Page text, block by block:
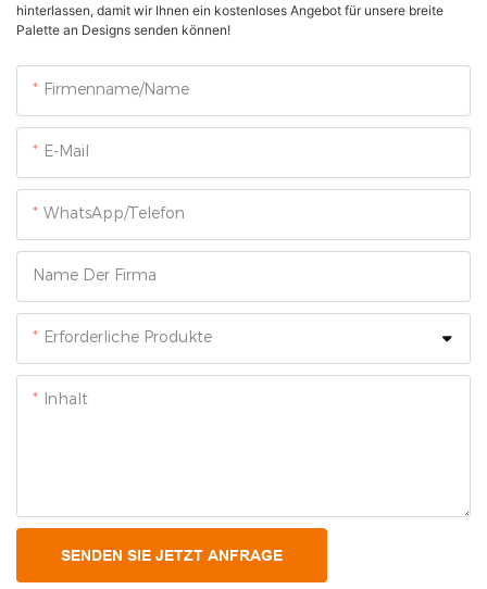
hinterlassen, damit wir Ihnen ein kostenloses Angebot für unsere breite
Palette an Designs senden können!
Firmenname/Name
E-Mail
WhatsApp/Telefon
Name Der Firma
Erforderliche Produkte
Inhalt
SENDEN SIE JETZT ANFRAGE